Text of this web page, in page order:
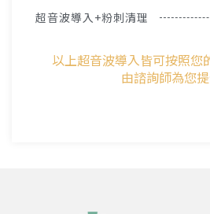
超音波導入+粉刺清理
以上超音波導入皆可按照您
由諮詢師為您